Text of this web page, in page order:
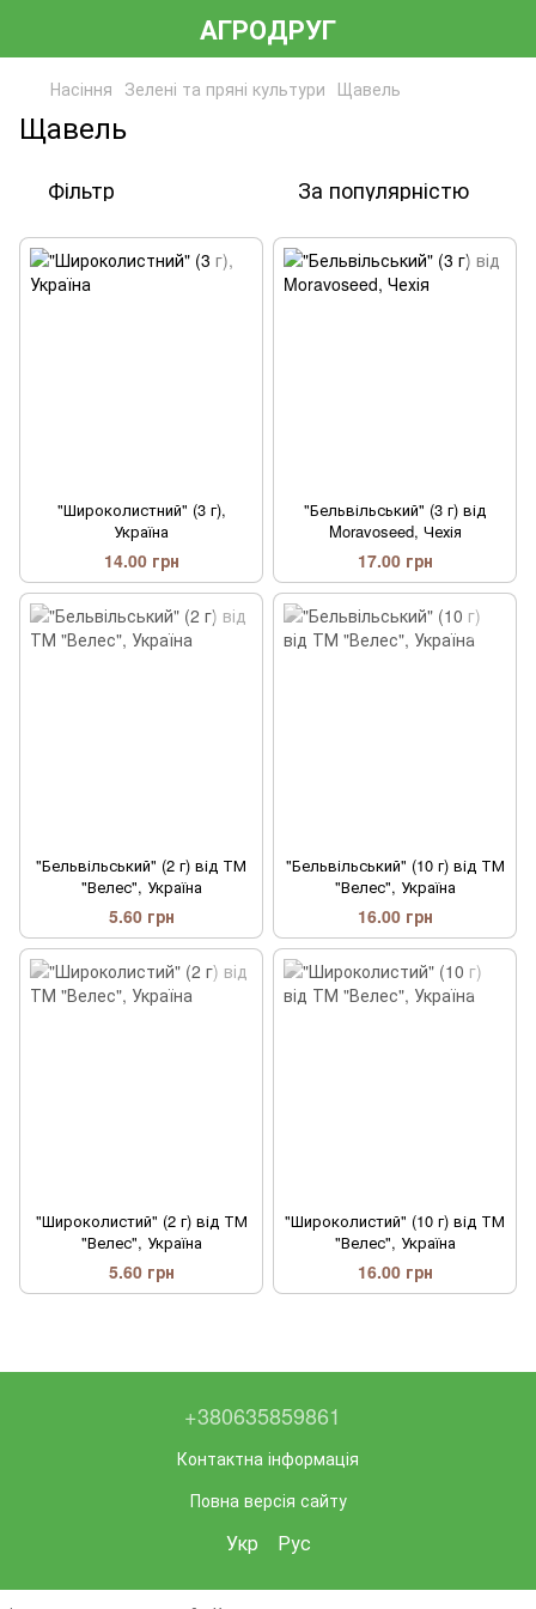
АГРОДРУГ
Насіння Зелені та пряні культури Щавель
Щавель
Фільтр За популярністю
"Широколистний" (3 г),
Україна
14.00 грн
"Бельвільський" (3 г) від
Moravoseed, Чехія
17.00 грн
"Бельвільський" (2 г) від ТМ
"Велес", Україна
5.60 грн
"Бельвільський" (10 г) від ТМ
"Велес", Україна
16.00 грн
"Широколистий" (2 г) від ТМ
"Велес", Україна
5.60 грн
"Широколистий" (10 г) від ТМ
"Велес", Україна
16.00 грн
+380635859861
Контактна інформація
Повна версія сайту
Укр Рус